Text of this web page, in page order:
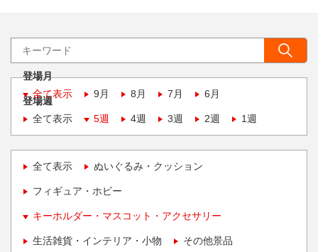
登場月
全て表示
9月 8月 7月 6月
登場週
全て表示
5週 4週 3週 2週 1週
全て表示 ぬいぐるみ・クッション
フィギュア・ホビー
キーホルダー・マスコット・アクセサリー
生活雑貨・インテリア・小物 その他景品